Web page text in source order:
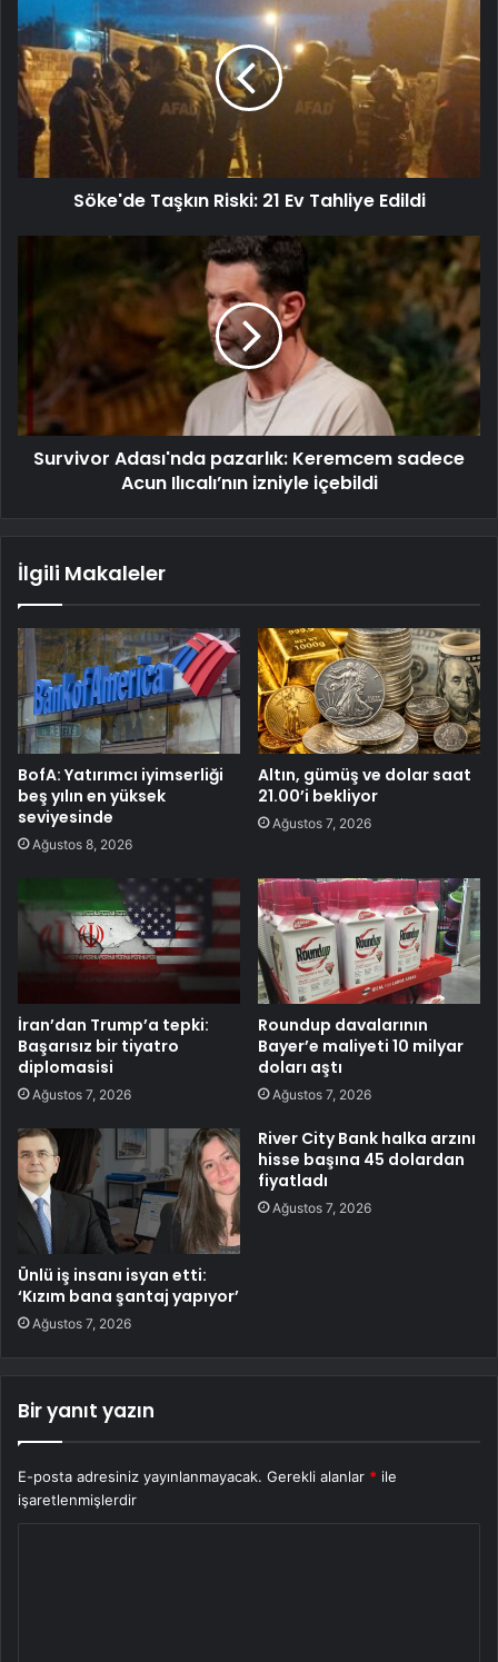
Söke'de Taşkın Riski: 21 Ev Tahliye Edildi
Survivor Adası'nda pazarlık: Keremcem sadece
Acun Ilıcalı’nın izniyle içebildi
İlgili Makaleler
BofA: Yatırımcı iyimserliği
beş yılın en yüksek
seviyesinde
Ağustos 8, 2026
Altın, gümüş ve dolar saat
21.00’i bekliyor
Ağustos 7, 2026
İran’dan Trump’a tepki:
Başarısız bir tiyatro
diplomasisi
Ağustos 7, 2026
Roundup davalarının
Bayer’e maliyeti 10 milyar
doları aştı
Ağustos 7, 2026
Ünlü iş insanı isyan etti:
‘Kızım bana şantaj yapıyor’
Ağustos 7, 2026
River City Bank halka arzını
hisse başına 45 dolardan
fiyatladı
Ağustos 7, 2026
Bir yanıt yazın
E-posta adresiniz yayınlanmayacak. Gerekli alanlar * ile
işaretlenmişlerdir